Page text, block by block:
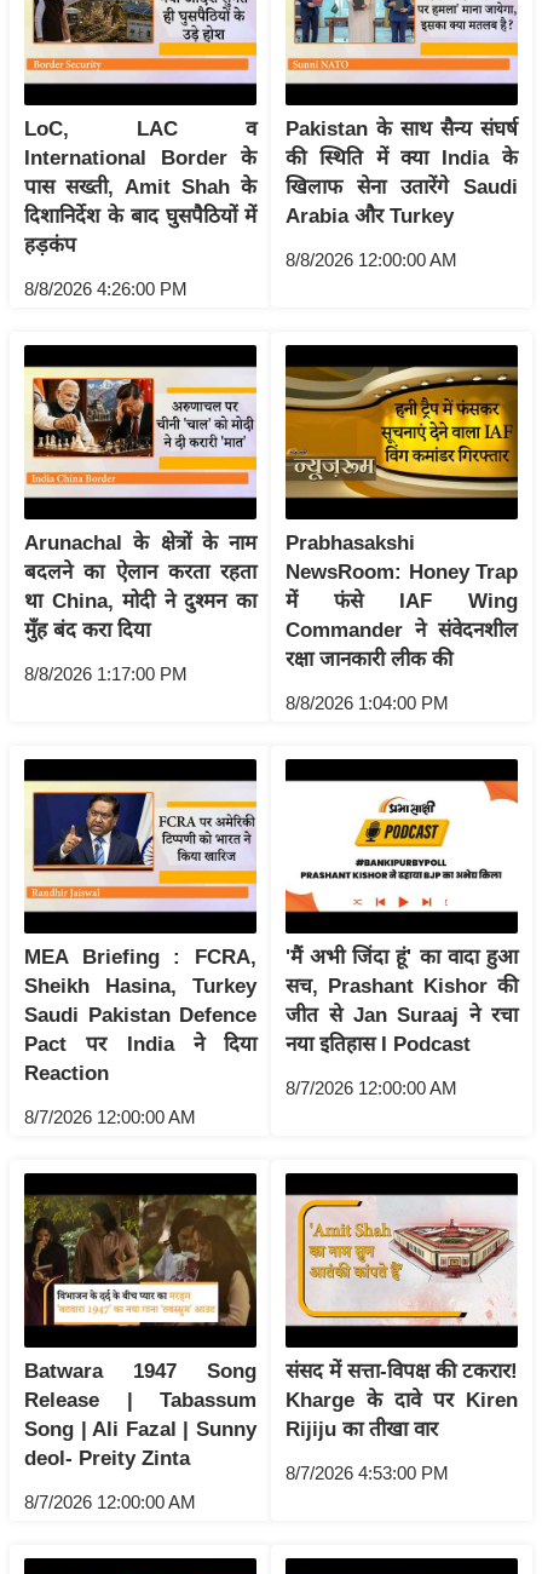
ले
श
न
शि
प
रा
ज
नी
श्ले
ष
ण
स
म
सा
म
यि
क
मा
तृ
भ
म
.
आ
र
.
आ
ई
चा
प
र
स
मी
क्षा
ध
र्म
ज्यो
ति
भु
LoC, LAC व
International Border के
पास सख्ती, Amit Shah के
दिशानिर्देश के बाद घुसपैठियों में
हड़कंप
8/8/2026 4:26:00 PM
Pakistan के साथ सैन्य संघर्ष
की स्थिति में क्या India के
खिलाफ सेना उतारेंगे Saudi
Arabia और Turkey
8/8/2026 12:00:00 AM
Arunachal के क्षेत्रों के नाम
बदलने का ऐलान करता रहता
था China, मोदी ने दुश्मन का
मुँह बंद करा दिया
8/8/2026 1:17:00 PM
Prabhasakshi
NewsRoom: Honey Trap
में फंसे IAF Wing
Commander ने संवेदनशील
रक्षा जानकारी लीक की
8/8/2026 1:04:00 PM
MEA Briefing : FCRA,
Sheikh Hasina, Turkey
Saudi Pakistan Defence
Pact पर India ने दिया
Reaction
8/7/2026 12:00:00 AM
'मैं अभी जिंदा हूं' का वादा हुआ
सच, Prashant Kishor की
जीत से Jan Suraaj ने रचा
नया इतिहास I Podcast
8/7/2026 12:00:00 AM
Batwara 1947 Song
Release | Tabassum
Song | Ali Fazal | Sunny
deol- Preity Zinta
8/7/2026 12:00:00 AM
संसद में सत्ता-विपक्ष की टकरार!
Kharge के दावे पर Kiren
Rijiju का तीखा वार
8/7/2026 4:53:00 PM